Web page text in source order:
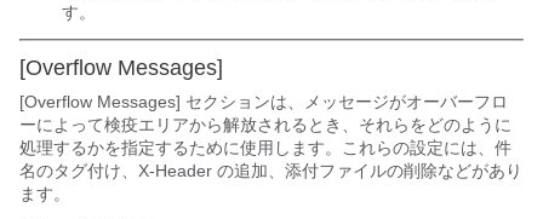
す。
[Overflow Messages]
[Overflow Messages] セクションは、メッセージがオーバーフロ
ーによって検疫エリアから解放されるとき、それらをどのように
処理するかを指定するために使用します。これらの設定には、件
名のタグ付け、X-Header の追加、添付ファイルの削除などがあり
ます。